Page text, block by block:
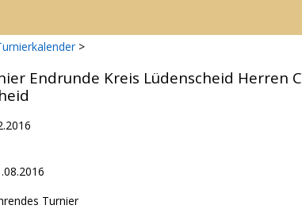
>
Endrunde Kreis Lüdenscheid Herren C
Turnier